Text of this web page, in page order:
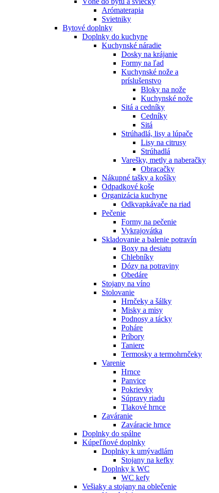
Arómaterapia
Svietniky
Bytové doplnky
Doplnky do kuchyne
Kuchynské náradie
Dosky na krájanie
Formy na ľad
Kuchynské nože a
príslušenstvo
Bloky na nože
Kuchynské nože
Sitá a cedníky
Cedníky
Sitá
Strúhadlá, lisy a lúpače
Lisy na citrusy
Strúhadlá
Varešky, metly a naberačky
Obracačky
Nákupné tašky a košíky
Odpadkové koše
Organizácia kuchyne
Odkvapkávače na riad
Pečenie
Formy na pečenie
Vykrajovátka
Skladovanie a balenie potravín
Boxy na desiatu
Chlebníky
Dózy na potraviny
Obedáre
Stojany na víno
Stolovanie
Hrnčeky a šálky
Misky a misy
Podnosy a tácky
Poháre
Príbory
Taniere
Termosky a termohrnčeky
Varenie
Hrnce
Panvice
Pokrievky
Súpravy riadu
Tlakové hrnce
Zaváranie
Zaváracie hrnce
Doplnky do spálne
Kúpeľňové doplnky
Doplnky k umývadlám
Stojany na kefky
Doplnky k WC
WC kefy
Vešiaky a stojany na oblečenie